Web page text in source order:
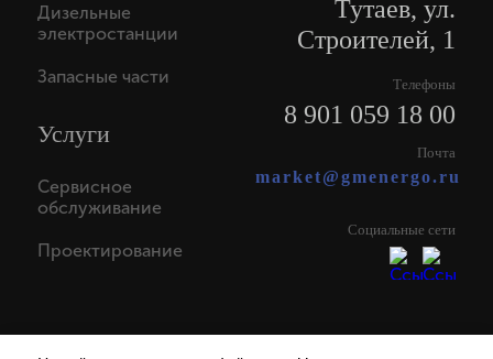
Дизельные
электростанции
Запасные части
Услуги
Сервисное
обслуживание
Проектирование
Тутаев, ул.
Строителей, 1
Телефоны
8 901 059 18 00
Почта
market@gmenergo.ru
Социальные сети